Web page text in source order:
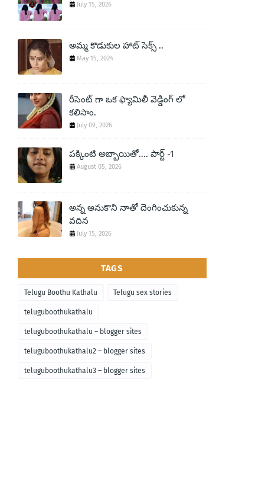
July 15, 2026
అమ్మ కొడుకుల హాట్ సెక్స్ ..
May 15, 2024
రీసెంట్ గా ఒక ఫ్యామిలీ వెడ్డింగ్ లో
కలిసాం.
July 09, 2026
పక్కింటి అబ్బాయితో.... పార్ట్ -1
August 05, 2026
అన్న అనుకొని నాతో దెంగించుకున్న
వదిన
July 15, 2026
TAGS
Telugu Boothu Kathalu Telugu sex stories
teluguboothukathalu
teluguboothukathalu – blogger sites
teluguboothukathalu2 – blogger sites
teluguboothukathalu3 – blogger sites